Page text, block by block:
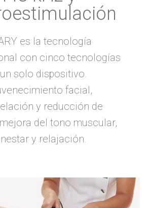
es la tecnología
con cinco tecnologías
solo dispositivo.
facial,
y reducción de
del tono muscular,
y relajación.